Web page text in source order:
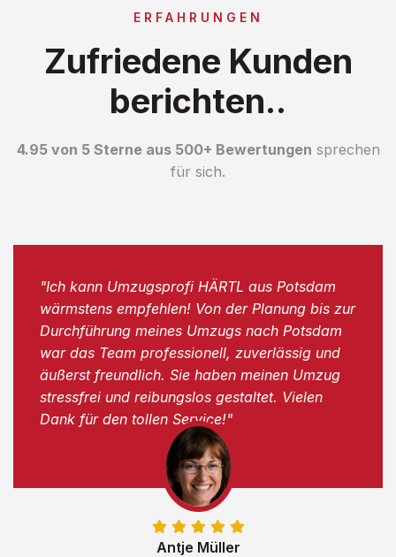
ERFAHRUNGEN
Zufriedene Kunden
berichten..
4.95 von 5 Sterne aus 500+ Bewertungen sprechen
für sich.
Antje Müller
"Ich kann Umzugsprofi HÄRTL aus Potsdam
wärmstens empfehlen! Von der Planung bis zur
Durchführung meines Umzugs nach Potsdam
war das Team professionell, zuverlässig und
äußerst freundlich. Sie haben meinen Umzug
stressfrei und reibungslos gestaltet. Vielen
Dank für den tollen Service!"